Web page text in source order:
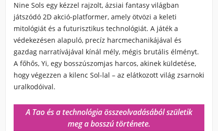
Nine Sols egy kézzel rajzolt, ázsiai fantasy világban
játszódó 2D akció-platformer, amely ötvözi a keleti
mitológiát és a futurisztikus technológiát. A játék a
védekezésen alapuló, precíz harcmechanikájával és
gazdag narratívájával kínál mély, mégis brutális élményt.
A főhős, Yi, egy bosszúszomjas harcos, akinek küldetése,
hogy végezzen a kilenc Sol-lal – az elátkozott világ zsarnoki
uralkodóival.
A Tao és a technológia összeolvadásából születik
meg a bosszú története.